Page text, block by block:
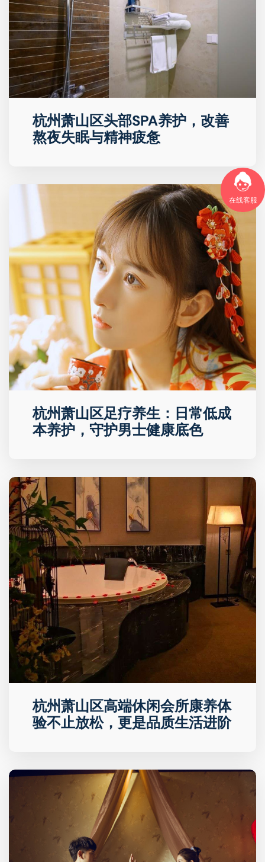
在线客服
杭州萧山区头部SPA养护，改善
熬夜失眠与精神疲惫
杭州萧山区足疗养生：日常低成
本养护，守护男士健康底色
杭州萧山区高端休闲会所康养体
验不止放松，更是品质生活进阶